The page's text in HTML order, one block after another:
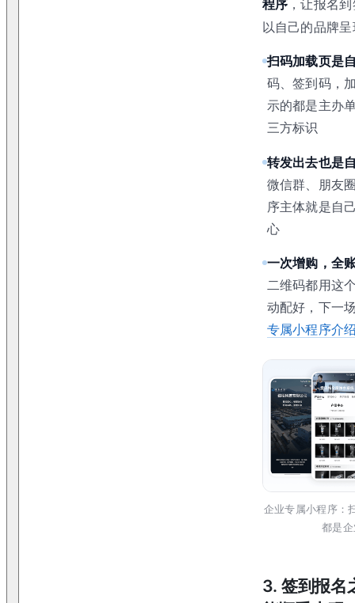
程序 ，让报名
以自己的品牌
扫码加载页是
码、签到码，
示的都是主办
三方标识
转发出去也是
微信群、朋友
序主体就是自
心
一次增购，全
二维码都用这
动配好，下一
专属小程序介
企业专属小程序：
都是
3. 签到报名